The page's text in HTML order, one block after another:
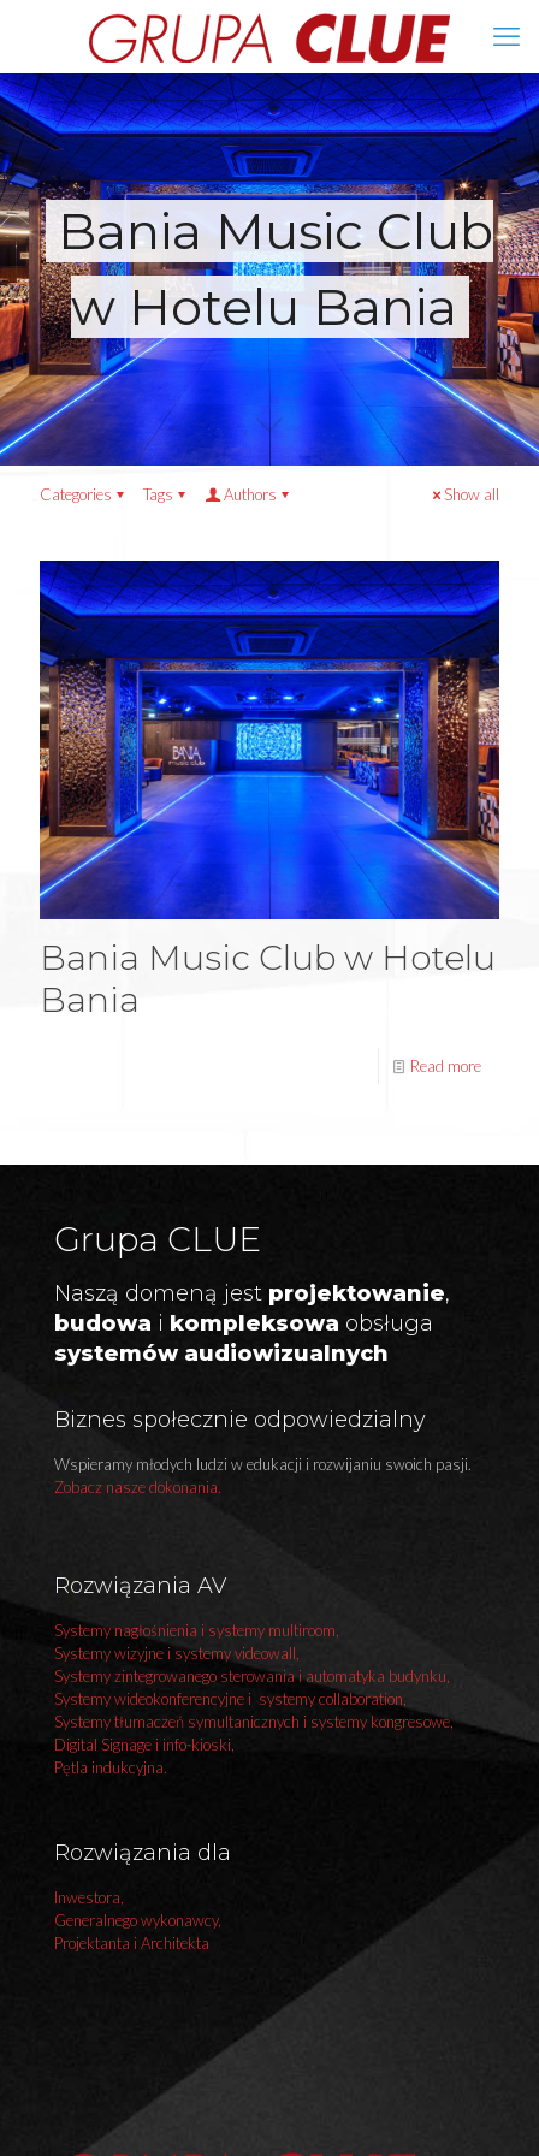
Bania Music Club
w Hotelu Bania
Categories Tags Authors Show all
Bania Music Club w Hotelu
Bania
Read more
Grupa CLUE
Naszą domeną jest projektowanie,
budowa i kompleksowa obsługa
systemów audiowizualnych
Biznes społecznie odpowiedzialny
Wspieramy młodych ludzi w edukacji i rozwijaniu swoich pasji.
Zobacz nasze dokonania.
Rozwiązania AV
Systemy nagłośnienia i systemy multiroom,
Systemy wizyjne i systemy videowall,
Systemy zintegrowanego sterowania i automatyka budynku,
Systemy wideokonferencyjne i systemy collaboration,
Systemy tłumaczeń symultanicznych i systemy kongresowe,
Digital Signage i info-kioski,
Pętla indukcyjna.
Rozwiązania dla
Inwestora,
Generalnego wykonawcy,
Projektanta i Architekta